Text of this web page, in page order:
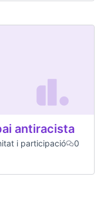
antiracista
i participació
0